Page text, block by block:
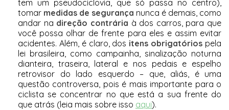
tem um pseudociclovia, que só passa no centro),
tomar medidas de segurança nunca é demais, como
andar na direção contrária à dos carros, para que
você possa olhar de frente para eles e assim evitar
acidentes. Além, é claro, dos itens obrigatórios pela
lei brasileira, como campainha, sinalização noturna
dianteira, traseira, lateral e nos pedais e espelho
retrovisor do lado esquerdo – que, aliás, é uma
questão controversa, pois é mais importante para o
ciclista se concentrar no que está a sua frente do
que atrás (leia mais sobre isso aqui).